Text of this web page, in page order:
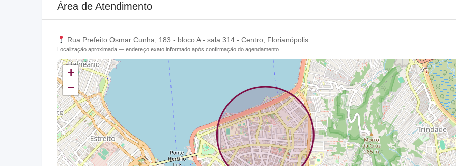
Área de Atendimento
Rua Prefeito Osmar Cunha, 183 - bloco A - sala 314 - Centro, Florianópolis
Localização aproximada — endereço exato informado após confirmação do agendamento.
+
−